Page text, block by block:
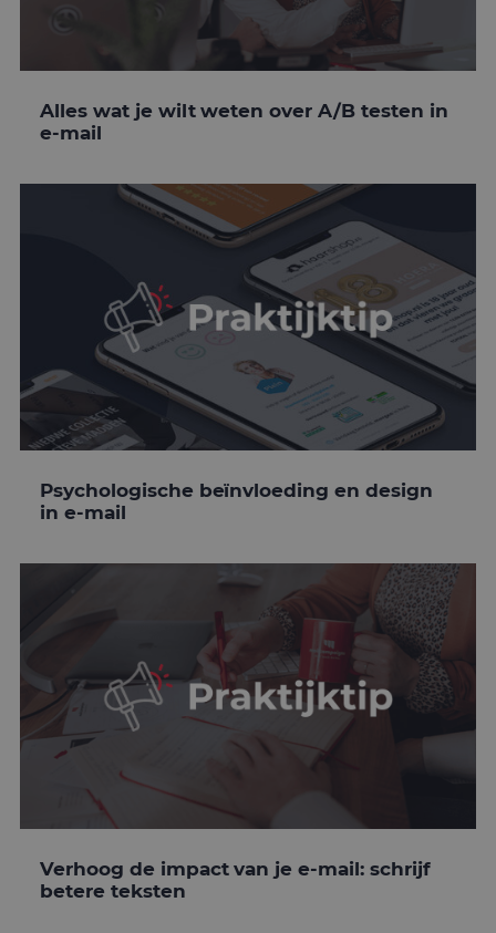
Alles wat je wilt weten over A/B testen in
e-mail
Psychologische beïnvloeding en design
in e-mail
Verhoog de impact van je e-mail: schrijf
betere teksten